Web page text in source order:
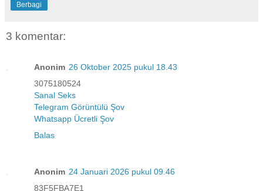
Berbagi
3 komentar:
Anonim 26 Oktober 2025 pukul 18.43
3075180524
Sanal Seks
Telegram Görüntülü Şov
Whatsapp Ücretli Şov
Balas
Anonim 24 Januari 2026 pukul 09.46
83F5FBA7E1